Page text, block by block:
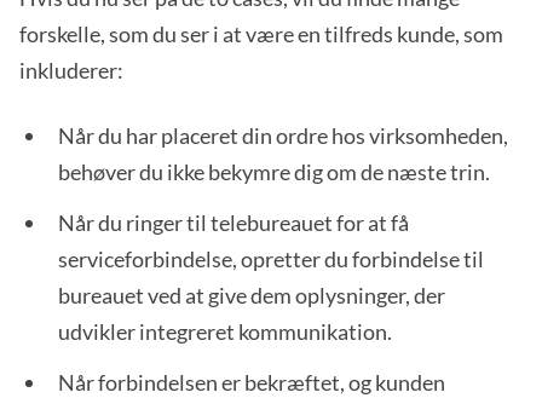
forskelle, som du ser i at være en tilfreds kunde, som
inkluderer:
Når du har placeret din ordre hos virksomheden,
behøver du ikke bekymre dig om de næste trin.
Når du ringer til telebureauet for at få
serviceforbindelse, opretter du forbindelse til
bureauet ved at give dem oplysninger, der
udvikler integreret kommunikation.
Når forbindelsen er bekræftet, og kunden